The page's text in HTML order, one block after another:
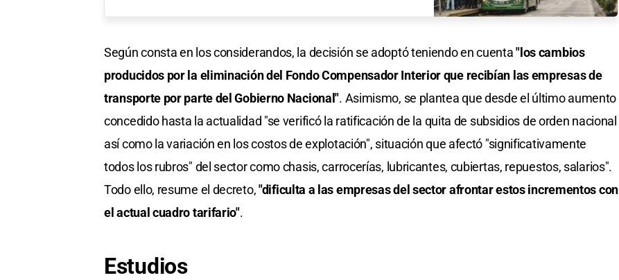
Según consta en los considerandos, la decisión se adoptó teniendo en cuenta"los cambios
producidos por la eliminación del Fondo Compensador Interior que recibían las empresas de
transporte por parte del Gobierno Nacional". Asimismo, se plantea que desde el último aumento
concedido hasta la actualidad "se verificó la ratificación de la quita de subsidios de orden nacional
así como la variación en los costos de explotación", situación que afectó "significativamente
todos los rubros" del sector como chasis, carrocerías, lubricantes, cubiertas, repuestos, salarios".
Todo ello, resume el decreto,"dificulta a las empresas del sector afrontar estos incrementos con
el actual cuadro tarifario".
Estudios